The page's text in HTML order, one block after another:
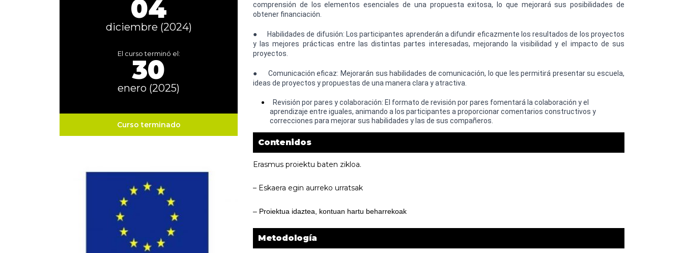
04
diciembre (2024)
El curso terminó el:
30
enero (2025)
Curso terminado
comprensión de los elementos esenciales de una propuesta exitosa, lo que mejorará sus posibilidades de
obtener financiación.
●
Habilidades de difusión: Los participantes aprenderán a difundir eficazmente los resultados de los proyectos
y las mejores prácticas entre las distintas partes interesadas, mejorando la visibilidad y el impacto de sus
proyectos.
●
Comunicación eficaz: Mejorarán sus habilidades de comunicación, lo que les permitirá presentar su escuela,
ideas de proyectos y propuestas de una manera clara y atractiva.
Revisión por pares y colaboración: El formato de revisión por pares fomentará la colaboración y el
aprendizaje entre iguales, animando a los participantes a proporcionar comentarios constructivos y
correcciones para mejorar sus habilidades y las de sus compañeros.
Contenidos
Erasmus proiektu baten zikloa.
– Eskaera egin aurreko urratsak
– Proiektua idaztea, kontuan hartu beharrekoak
Metodología